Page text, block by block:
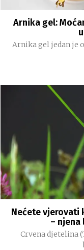
Arnika gel:
Arnika gel jedan je
Nećete vjerovati
–
Crvena djetelina